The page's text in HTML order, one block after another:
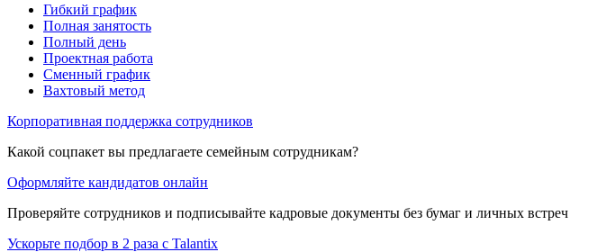
Гибкий график
Полная занятость
Полный день
Проектная работа
Сменный график
Вахтовый метод
Корпоративная поддержка сотрудников
Какой соцпакет вы предлагаете семейным сотрудникам?
Оформляйте кандидатов онлайн
Проверяйте сотрудников и подписывайте кадровые документы без бумаг и личных встреч
Ускорьте подбор в 2 раза с Talantix